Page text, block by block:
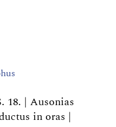
18. | Ausonias
in oras |